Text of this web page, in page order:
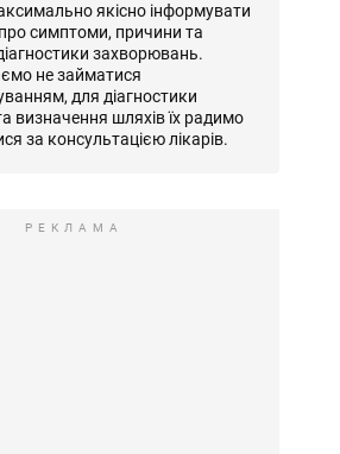
якісно інформувати
симптоми, причини та
захворювань.
не займатися
для діагностики
визначення шляхів їх радимо
за консультацією лікарів.
РЕКЛАМА